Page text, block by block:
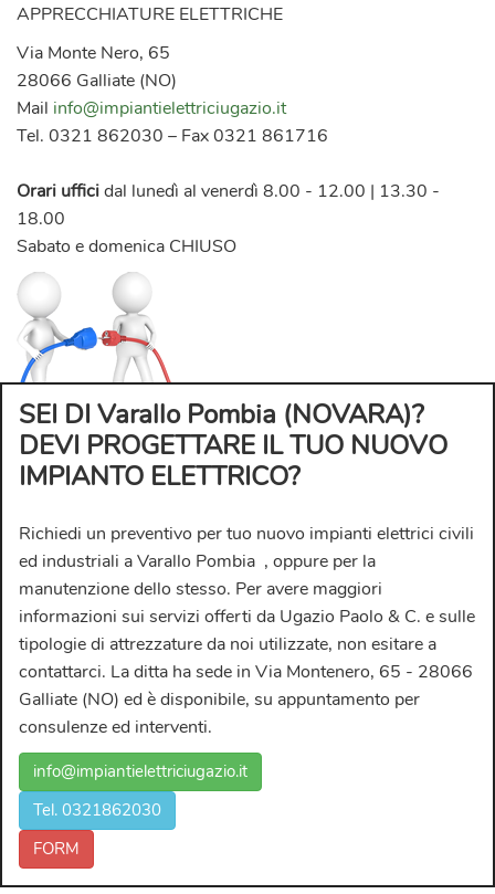
APPRECCHIATURE ELETTRICHE
Via Monte Nero, 65
28066 Galliate (NO)
Mail info@impiantielettriciugazio.it
Tel. 0321 862030 – Fax 0321 861716
Orari ufficidal lunedì al venerdì 8.00 - 12.00 | 13.30 -
18.00
Sabato e domenica CHIUSO
SEI DI Varallo Pombia (NOVARA)?
DEVI PROGETTARE IL TUO NUOVO
IMPIANTO ELETTRICO?
Richiedi un preventivo per tuo nuovo impianti elettrici civili
ed industriali a Varallo Pombia , oppure per la
manutenzione dello stesso. Per avere maggiori
informazioni sui servizi offerti da Ugazio Paolo & C. e sulle
tipologie di attrezzature da noi utilizzate, non esitare a
contattarci. La ditta ha sede in Via Montenero, 65 - 28066
Galliate (NO) ed è disponibile, su appuntamento per
consulenze ed interventi.
info@impiantielettriciugazio.it
Tel. 0321862030
FORM